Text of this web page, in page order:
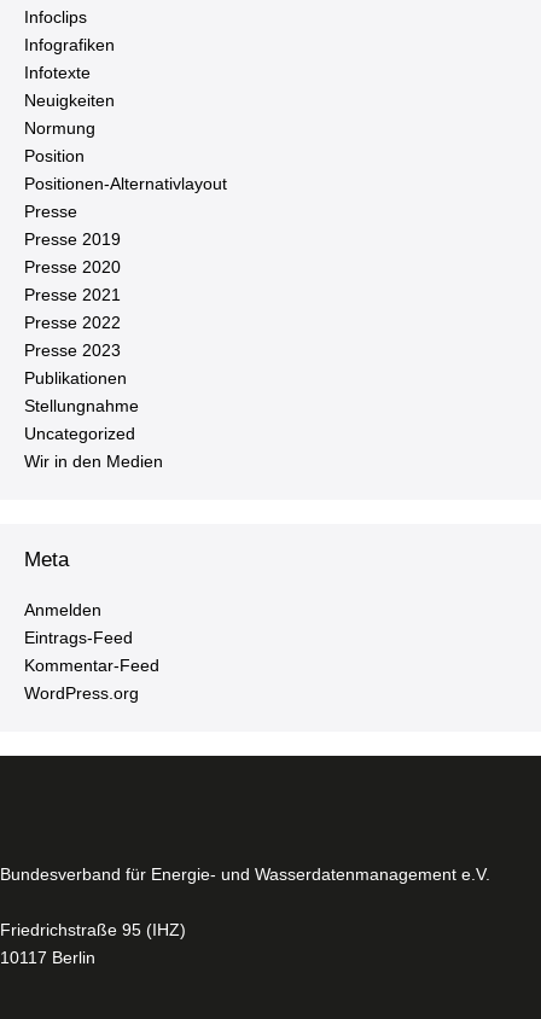
Infoclips
In­fo­gra­fi­ken
Infotexte
Neu­ig­kei­ten
Normung
Position
Po­si­tio­nen-Al­ter­na­tiv­lay­out
Presse
Presse 2019
Presse 2020
Presse 2021
Presse 2022
Presse 2023
Pu­bli­ka­tio­nen
Stel­lung­nah­me
Un­ca­te­go­ri­zed
Wir in den Medien
Meta
Anmelden
Ein­trags-Feed
Kom­men­tar-Feed
WordPress.​org
Bun­des­ver­band für Energie- und Was­ser­da­ten­ma­nage­ment e.V.
Fried­rich­stra­ße 95 (IHZ)
10117 Berlin